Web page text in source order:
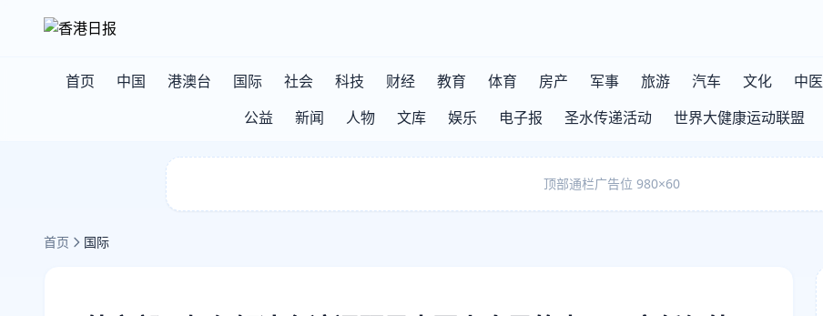
首页 中国 港澳台 国际 社会 科技 财经 教育 体育 房产 军事 旅游 汽车 文化 中医
公益
新闻 人物 文库 娱乐 电子报 圣水传递活动 世界大健康运动联盟
顶部通栏广告位 980×60
首页 国际